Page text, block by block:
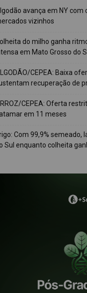
avança em NY com
vizinhos
do milho ganha
em Mato Grosso do
CEPEA: Baixa
recuperação de
CEPEA: Oferta
em 11 meses
Com 99,9% semeado,
Sul enquanto colheita